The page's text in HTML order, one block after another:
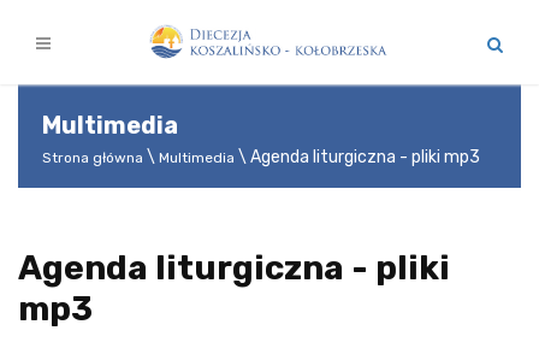
Multimedia
Strona główna Multimedia Agenda liturgiczna - pliki mp3
Agenda liturgiczna - pliki
mp3